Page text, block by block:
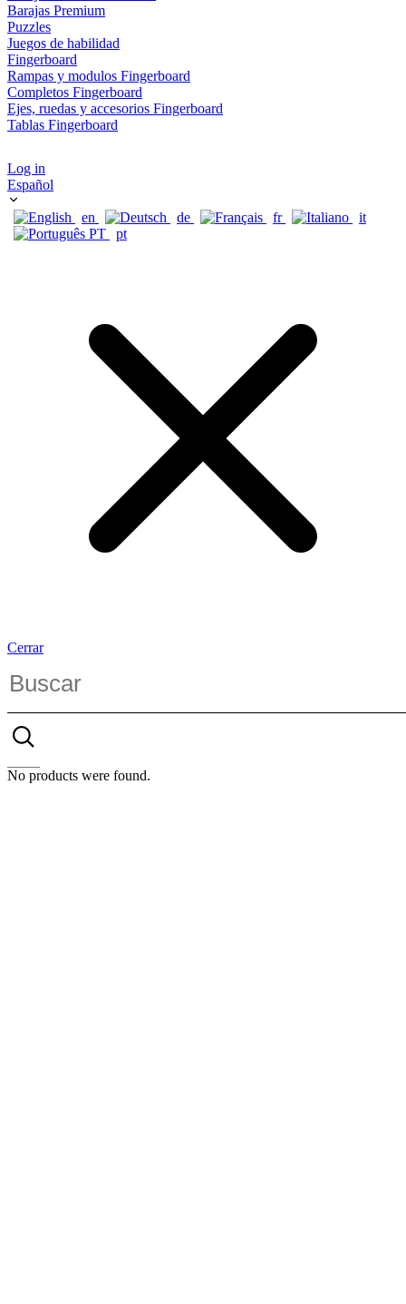
Barajas Premium
Puzzles
Juegos de habilidad
Fingerboard
Rampas y modulos Fingerboard
Completos Fingerboard
Ejes, ruedas y accesorios Fingerboard
Tablas Fingerboard
Log in
Español
en de fr
it
pt
Cerrar
No products were found.